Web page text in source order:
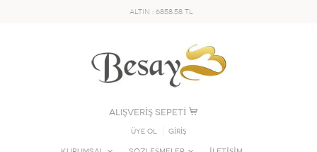
ALTIN : 6858.58 TL
ALIŞVERİŞ SEPETİ
Üye Ol GİRİŞ